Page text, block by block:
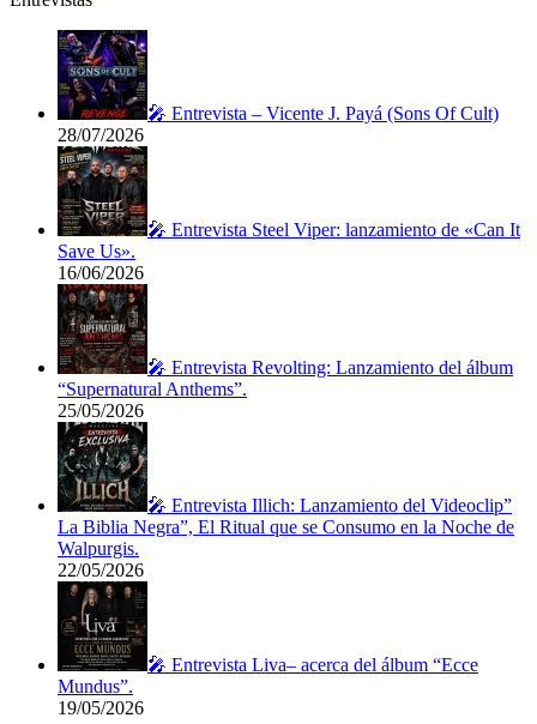
🎤 Entrevista – Vicente J. Payá (Sons Of Cult)
28/07/2026
🎤 Entrevista Steel Viper: lanzamiento de «Can It
Save Us».
16/06/2026
🎤 Entrevista Revolting: Lanzamiento del álbum
“Supernatural Anthems”.
25/05/2026
🎤 Entrevista Illich: Lanzamiento del Videoclip”
La Biblia Negra”, El Ritual que se Consumo en la Noche de
Walpurgis.
22/05/2026
🎤 Entrevista Liva– acerca del álbum “Ecce
Mundus”.
19/05/2026